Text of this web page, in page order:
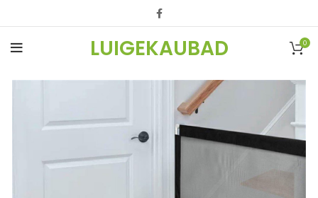
LUIGEKAUBAD 0